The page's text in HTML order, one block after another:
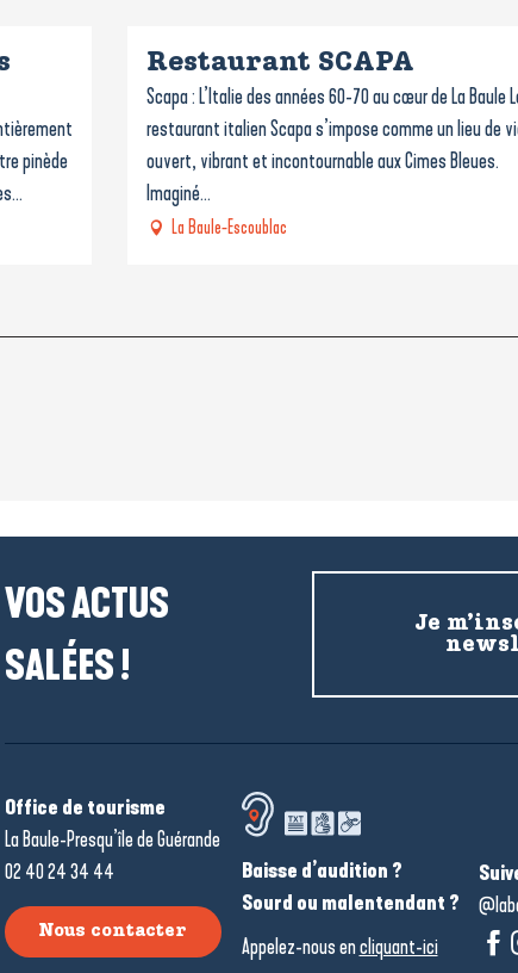
pinède
Restaurant SCAPA
Scapa : L’Italie des années 60-70 au cœur de La Baule
restaurant italien Scapa s’impose comme un lieu de
ouvert, vibrant et incontournable aux Cimes Bleues.
Imaginé...
La Baule-Escoublac
VOS ACTUS
SALÉES !
Je
Office de tourisme
La Baule-Presqu’île de Guérande
02 40 24 34 44
Nous contacter
Baisse d’audition ?
Sourd ou malentendant ?
Appelez-nous encliquant-ici